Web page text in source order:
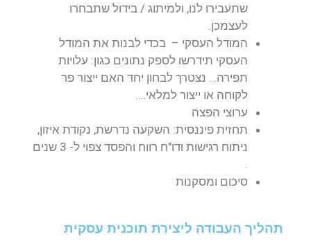
שתעבירו לנו, ולמיתוג / בידול שתבחרו
לעצמכן.
המודל העסקי – בכדי לבנות את המודל
העסקי תידרשו לספק נתונים כגון: עלויות
תפירה… נצטרך לבחון יחד האם ייצור פר
לקוחה או ייצור למלאי….
ערוצי הפצה
תחזית פיננסית: השקעה נדרשת, נקודת איזון,
ניתוח רגישות ודו"ח רווח והפסד צפוי ל- 3 שנים
סיכום ומסקנות
תהליך העבודה ליצירת תוכנית עסקית